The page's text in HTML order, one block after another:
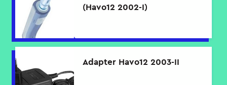
(Havo12 2002-I)
Adapter Havo12 2003-II